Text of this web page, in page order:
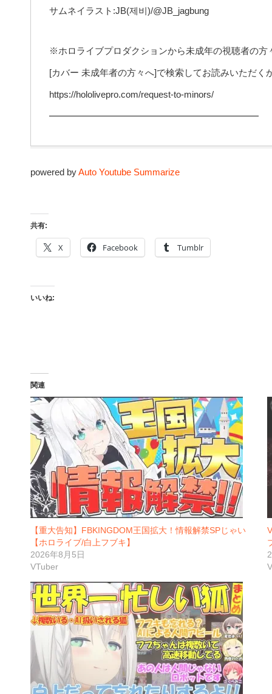
サムネイラスト:JB(제비)/@JB_jagbung
※ホロライブプロダクションから未成年の視聴者の方
[カバー 未成年者の方々へ]で検索してお読みいただ
https://hololivepro.com/request-to-minors/
━━━━━━━━━━━━━━━━━━━━━━━
powered byAuto Youtube Summarize
共有:
X Facebook Tumblr
いいね:
関連
【重大告知】FBKINGDOM王国拡大！情報解禁SPじゃい
【ホロライブ/白上フブキ】
2026年8月5日
VTuber